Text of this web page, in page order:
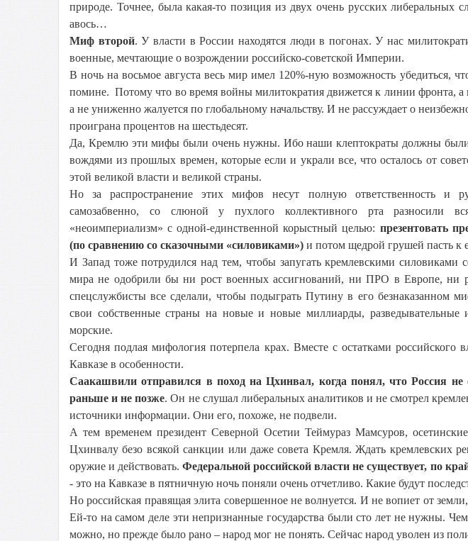
природе. Точнее, была какая-то позиция из двух очень русских либеральных
авось…
Миф второй. У власти в России находятся люди в погонах. У нас
военные, мечтающие о возрождении российско-советской Империи.
В ночь на восьмое августа весь мир имел 120%-ную возможность убедиться,
помине. Потому что во время войны милитократия движется к линии фронта, а
а не униженно жалуется по глобальному начальству. И не рассуждает о
проиграна процентов на шестьдесят.
Да, Кремлю эти мифы были очень нужны. Ибо наши клептократы должны были
вождями из прошлых времен, которые если и украли все, что осталось от
этой великой власти и великой страны.
Но за распространение этих мифов несут полную ответственность и
самозабвенно, со слюной у пухлого коллективного рта разносили
«неоимпериализм» с одной-единственной корыстный целью: презентовать
(по сравнению со сказочными «силовиками») и потом щедрой грушей пасть к
И Запад тоже потрудился над тем, чтобы запугать кремлевскими силовиками
мира не одобрили бы ни рост военных ассигнований, ни ПРО в Европе,
спецслужбисты все сделали, чтобы подыграть Путину в его безнаказанном
свои собственные страны на новые и новые миллиарды,
морские.
Сегодня подлая мифология потерпела крах. Вместе с остатками
Кавказе в особенности.
Саакашвили отправился в поход на Цхинвал, когда понял, что Россия не
раньше и не позже. Он не слушал либеральных аналитиков и не смотрел
источники информации. Они его, похоже, не подвели.
А тем временем президент Северной Осетии Теймураз Мамсуров,
Цхинвалу безо всякой санкции или даже совета Кремля. Ждать кремлевских
оружие и действовать.Федеральной российской власти не существует, по
- это на Кавказе в пятничную ночь поняли очень отчетливо. Какие будут
Но российская правящая элита совершенное не волнуется. И не вопиет от
Ей-то на самом деле эти непризнанные государства были сто лет не нужны.
можно, но прежде было рано – народ мог не понять. Сейчас народ уволен из